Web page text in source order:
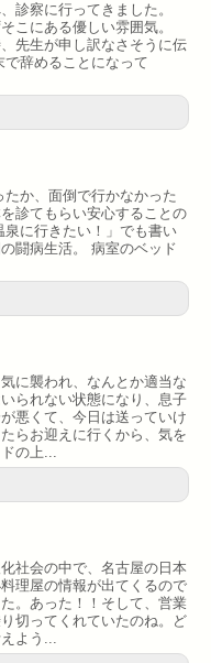
診察に行ってきました。
こにある優しい雰囲気。
先生が申し訳なさそうに伝
辞めることになって
か、面倒で行かなかった
診てもらい安心することの
に行きたい！」でも書い
闘病生活。 病室のベッド
に襲われ、なんとか適当な
られない状態になり、息子
悪くて、今日は送っていけ
らお迎えに行くから、気を
の上...
社会の中で、名古屋の日本
理屋の情報が出てくるので
。あった！！そして、営業
切ってくれていたのね。ど
よう...